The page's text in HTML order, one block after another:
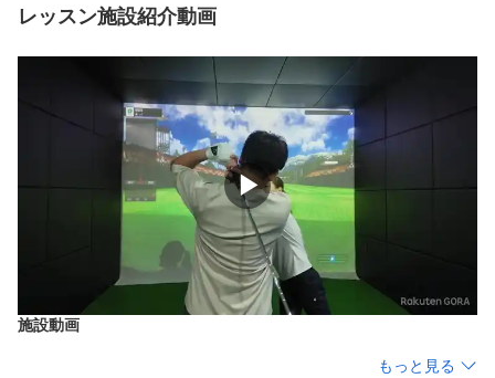
らよいのか、どのような道具が必要なのか、というところ
ＴＷＯ　ＶＩＳＩＯＮ　ＰＬＵＳ（ＧＯＬＦＺＯＮ）
ＧＤＲ　ＰＬＵＳ（ＧＯＬＦＺＯＮ）
お部屋ごとに異なる機種で、ラウンドも練習も徹底サポー
ラウンド機種の地面はコースにあわせて変形しますので、
例えばつま先下がりの傾斜練習も可能です。
練習機種では、アプローチショットの練習やドラコン、実
践ドリル、ＡＩ分析など多彩な機能が楽しめます。
レッスン施設紹介動画
▶
施設動画
もっと見る